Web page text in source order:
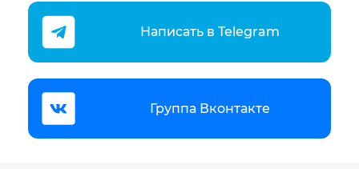
Написать в Telegram
Группа Вконтакте